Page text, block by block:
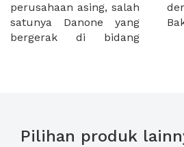
perusahaan asing, salah
satunya Danone yang
bergerak di bidang
dengan Gama Tower,
Pilihan produk